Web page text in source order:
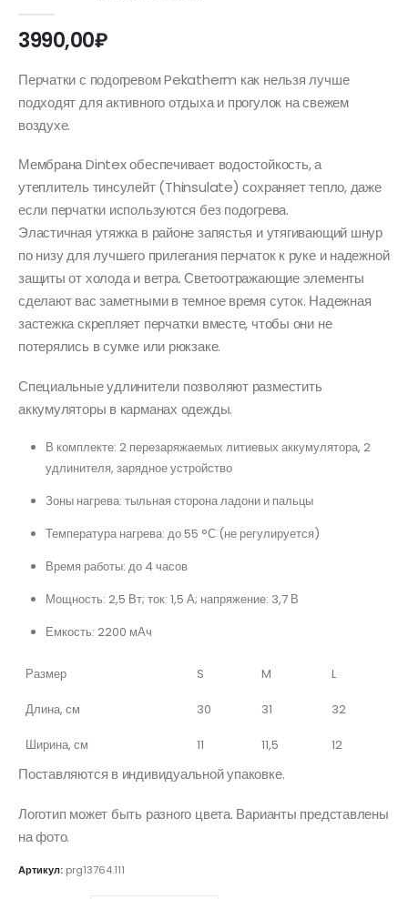
3990,00₽
Перчатки с подогревом Pekatherm как нельзя лучше
подходят для активного отдыха и прогулок на свежем
воздухе.
Мембрана Dintex обеспечивает водостойкость, а
утеплитель тинсулейт (Thinsulate) сохраняет тепло, даже
если перчатки используются без подогрева.
Эластичная утяжка в районе запястья и утягивающий шнур
по низу для лучшего прилегания перчаток к руке и надежной
защиты от холода и ветра. Светоотражающие элементы
сделают вас заметными в темное время суток. Надежная
застежка скрепляет перчатки вместе, чтобы они не
потерялись в сумке или рюкзаке.
Специальные удлинители позволяют разместить
аккумуляторы в карманах одежды.
В комплекте: 2 перезаряжаемых литиевых аккумулятора, 2
удлинителя, зарядное устройство
Зоны нагрева: тыльная сторона ладони и пальцы
Температура нагрева: до 55 °С (не регулируется)
Время работы: до 4 часов
Мощность: 2,5 Вт; ток: 1,5 А; напряжение: 3,7 В
Емкость: 2200 мАч
Размер S M L
Длина, см 30 31 32
Ширина, см 11 11,5 12
Поставляются в индивидуальной упаковке.
Логотип может быть разного цвета. Варианты представлены
на фото.
Артикул: prg13764.111